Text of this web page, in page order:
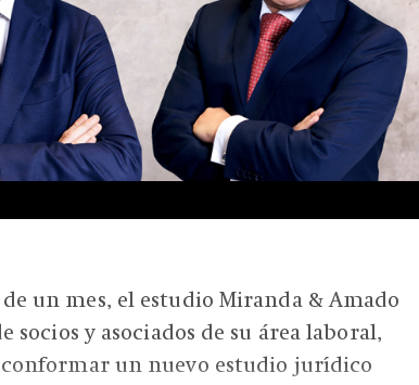
un mes, el estudio Miranda & Amado
socios y asociados de su área laboral,
conformar un nuevo estudio jurídico